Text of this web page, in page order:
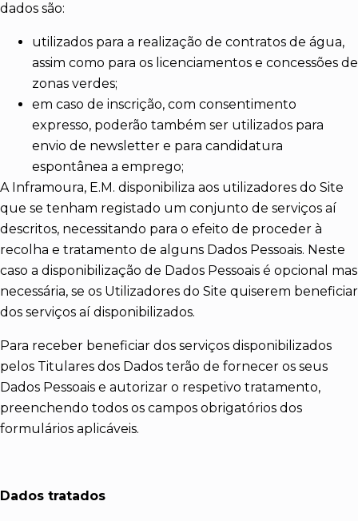
dados são:
utilizados para a realização de contratos de água,
assim como para os licenciamentos e concessões de
zonas verdes;
em caso de inscrição, com consentimento
expresso, poderão também ser utilizados para
envio de newsletter e para candidatura
espontânea a emprego;
A Inframoura, E.M. disponibiliza aos utilizadores do Site
que se tenham registado um conjunto de serviços aí
descritos, necessitando para o efeito de proceder à
recolha e tratamento de alguns Dados Pessoais. Neste
caso a disponibilização de Dados Pessoais é opcional mas
necessária, se os Utilizadores do Site quiserem beneficiar
dos serviços aí disponibilizados.
Para receber beneficiar dos serviços disponibilizados
pelos Titulares dos Dados terão de fornecer os seus
Dados Pessoais e autorizar o respetivo tratamento,
preenchendo todos os campos obrigatórios dos
formulários aplicáveis.
Dados tratados